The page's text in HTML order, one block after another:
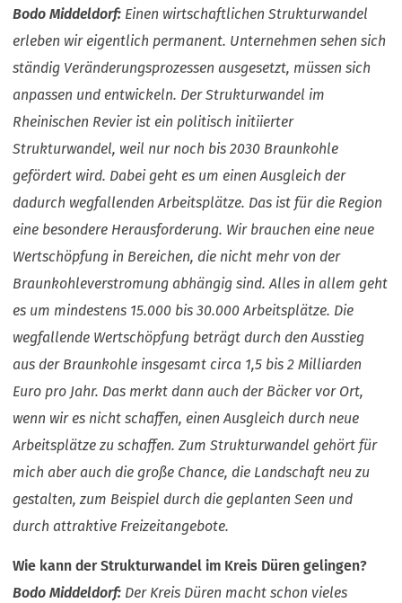
Bodo Middeldorf: Einen wirtschaftlichen Strukturwandel
erleben wir eigentlich permanent. Unternehmen sehen sich
ständig Veränderungsprozessen ausgesetzt, müssen sich
anpassen und entwickeln. Der Strukturwandel im
Rheinischen Revier ist ein politisch initiierter
Strukturwandel, weil nur noch bis 2030 Braunkohle
gefördert wird. Dabei geht es um einen Ausgleich der
dadurch wegfallenden Arbeitsplätze. Das ist für die Region
eine besondere Herausforderung. Wir brauchen eine neue
Wertschöpfung in Bereichen, die nicht mehr von der
Braunkohleverstromung abhängig sind. Alles in allem geht
es um mindestens 15.000 bis 30.000 Arbeitsplätze. Die
wegfallende Wertschöpfung beträgt durch den Ausstieg
aus der Braunkohle insgesamt circa 1,5 bis 2 Milliarden
Euro pro Jahr. Das merkt dann auch der Bäcker vor Ort,
wenn wir es nicht schaffen, einen Ausgleich durch neue
Arbeitsplätze zu schaffen. Zum Strukturwandel gehört für
mich aber auch die große Chance, die Landschaft neu zu
gestalten, zum Beispiel durch die geplanten Seen und
durch attraktive Freizeitangebote.
Wie kann der Strukturwandel im Kreis Düren gelingen?
Bodo Middeldorf: Der Kreis Düren macht schon vieles